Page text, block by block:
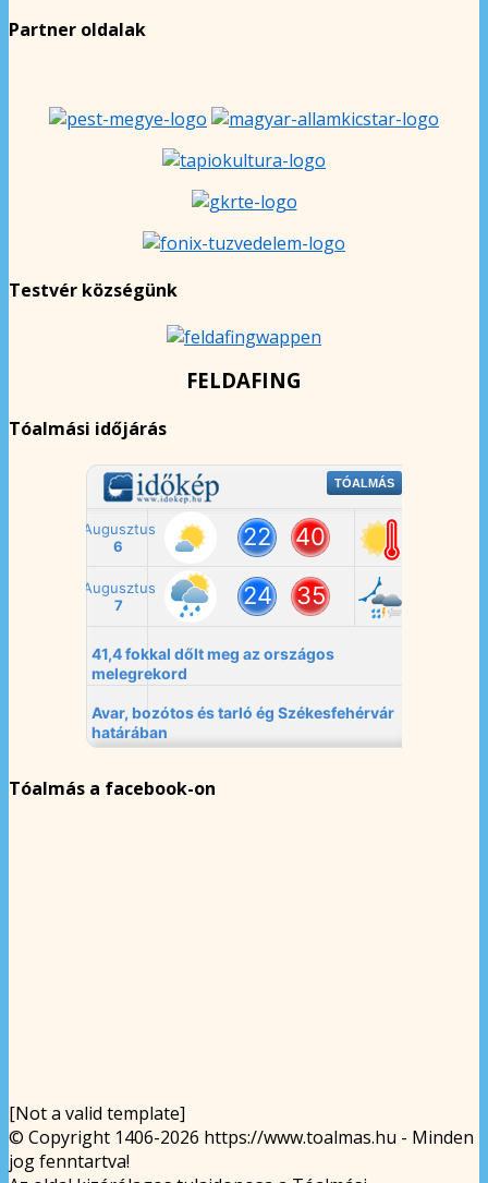
Partner oldalak
Testvér községünk
FELDAFING
Tóalmási időjárás
Tóalmás a facebook-on
[Not a valid template]
© Copyright 1406-2026 https://www.toalmas.hu - Minden
jog fenntartva!